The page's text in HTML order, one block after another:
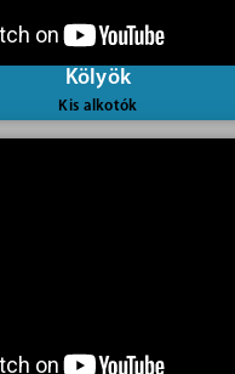
Kölyök
Kis alkotók